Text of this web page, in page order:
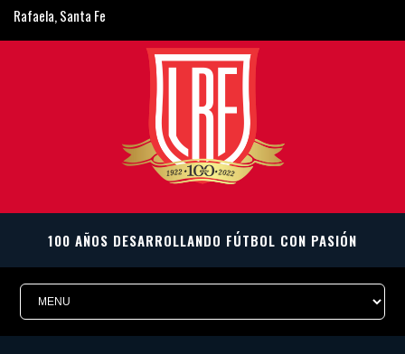
Rafaela, Santa Fe
ligarafaelina@gmail.com